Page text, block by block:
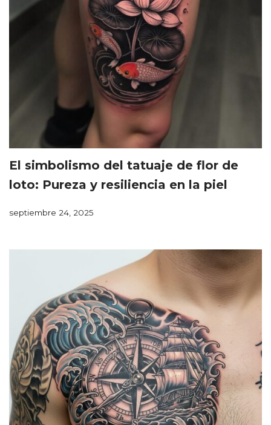
El simbolismo del tatuaje de flor de
loto: Pureza y resiliencia en la piel
septiembre 24, 2025